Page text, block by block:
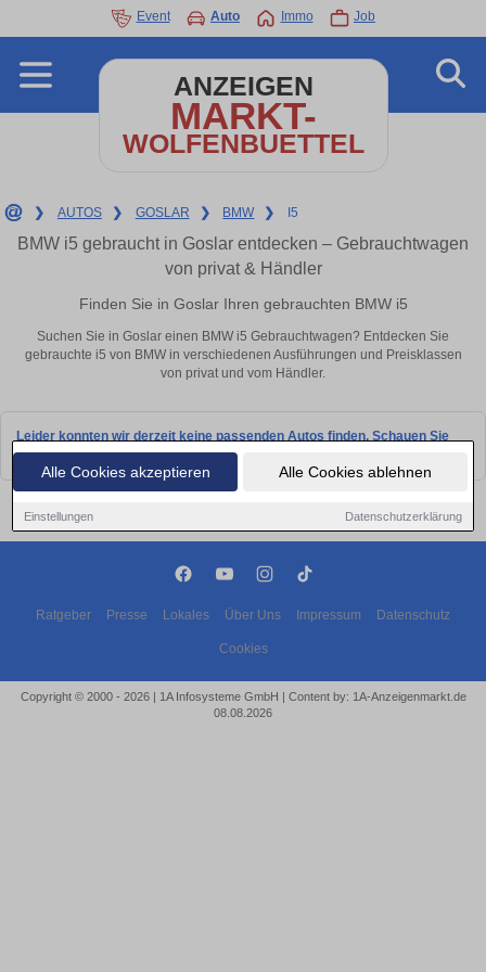
Alle Cookies akzeptieren Alle Cookies ablehnen
Einstellungen Datenschutzerklärung
Event Auto Immo Job
ANZEIGEN
MARKT-
WOLFENBUETTEL
❯ AUTOS ❯ GOSLAR ❯ BMW ❯ I5
BMW i5 gebraucht in Goslar entdecken – Gebrauchtwagen
von privat & Händler
Finden Sie in Goslar Ihren gebrauchten BMW i5
Suchen Sie in Goslar einen BMW i5 Gebrauchtwagen? Entdecken Sie
gebrauchte i5 von BMW in verschiedenen Ausführungen und Preisklassen
von privat und vom Händler.
Leider konnten wir derzeit keine passenden Autos finden. Schauen Sie
bald wieder vorbei!
Ratgeber Presse Lokales Über Uns Impressum Datenschutz
Cookies
Copyright © 2000 - 2026 | 1A Infosysteme GmbH | Content by: 1A-Anzeigenmarkt.de
08.08.2026